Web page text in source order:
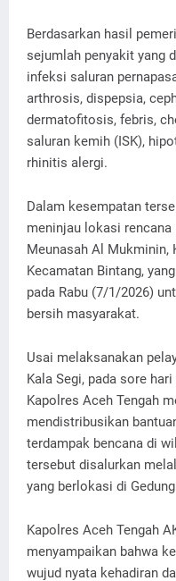
Berdasarkan hasil
sejumlah penyakit yang
infeksi saluran
arthrosis, dispepsia,
dermatofitosis, febris,
saluran kemih (ISK),
rhinitis alergi.
Dalam kesempatan
meninjau lokasi rencana
Meunasah Al Mukminin,
Kecamatan Bintang,
pada Rabu (7/1/2026)
bersih masyarakat.
Usai melaksanakan
Kala Segi, pada sore
Kapolres Aceh Tengah
mendistribusikan
terdampak bencana di
tersebut disalurkan
yang berlokasi di
Kapolres Aceh Tengah
menyampaikan bahwa
wujud nyata kehadiran